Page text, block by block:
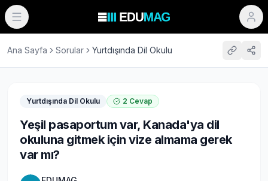
Ana Sayfa Sorular Yurtdışında Dil Okulu
Yurtdışında Dil Okulu 2 Cevap
Yeşil pasaportum var, Kanada'ya dil
okuluna gitmek için vize almama gerek
var mı?